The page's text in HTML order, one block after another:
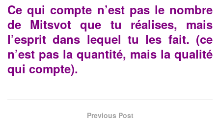
Ce qui compte n’est pas le nombre
de Mitsvot que tu réalises, mais
l’esprit dans lequel tu les fait. (ce
n’est pas la quantité, mais la qualité
qui compte).
Previous Post